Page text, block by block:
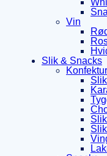
Vin
Slik & Snacks
Slik